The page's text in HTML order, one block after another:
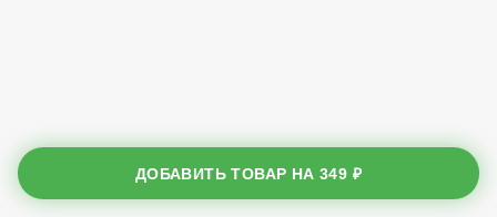
ДОБАВИТЬ ТОВАР НА349 ₽